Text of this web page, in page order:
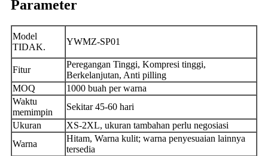
Parameter
Model
TIDAK.
YWMZ-SP01
Fitur
Peregangan Tinggi, Kompresi tinggi,
Berkelanjutan, Anti pilling
MOQ
1000 buah per warna
Waktu
memimpin
Sekitar 45-60 hari
Ukuran
XS-2XL, ukuran tambahan perlu negosiasi
Warna
Hitam, Warna kulit; warna penyesuaian lainnya
tersedia